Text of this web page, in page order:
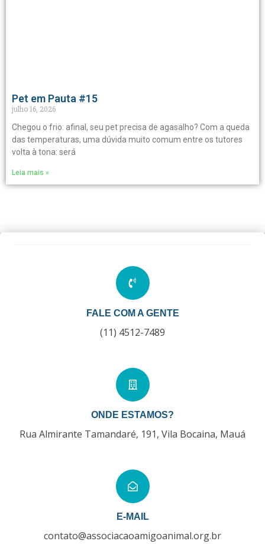
Pet em Pauta #15
julho 16, 2026
Chegou o frio: afinal, seu pet precisa de agasalho? Com a queda
das temperaturas, uma dúvida muito comum entre os tutores
volta à tona: será
Leia mais »
FALE COM A GENTE
(11) 4512-7489
ONDE ESTAMOS?
Rua Almirante Tamandaré, 191, Vila Bocaina, Mauá
E-MAIL
contato@associacaoamigoanimal.org.br